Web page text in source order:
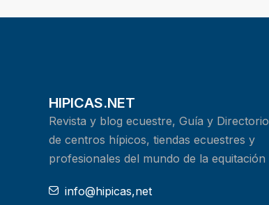
HIPICAS.NET
Revista y blog ecuestre, Guía y Directorio
de centros hípicos, tiendas ecuestres y
profesionales del mundo de la equitación
info@hipicas,net